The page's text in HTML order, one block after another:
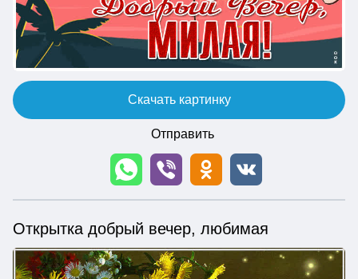
Скачать картинку
Отправить
Открытка добрый вечер, любимая